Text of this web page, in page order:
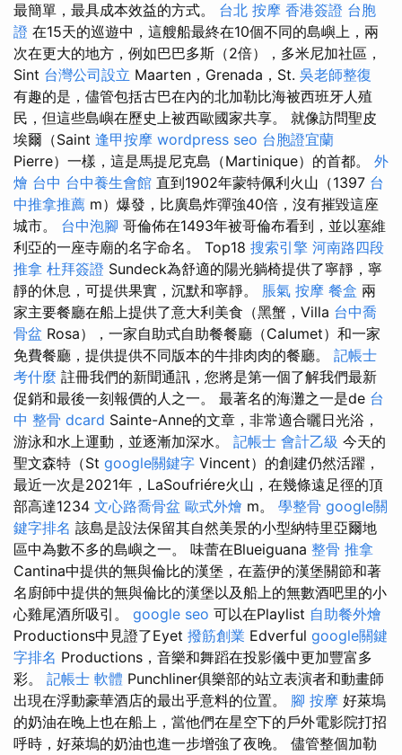
最簡單，最具成本效益的方式。 台北 按摩 香港簽證 台胞
證 在15天的巡遊中，這艘船最終在10個不同的島嶼上，兩
次在更大的地方，例如巴巴多斯（2倍），多米尼加社區，
Sint 台灣公司設立 Maarten，Grenada，St. 吳老師整復
有趣的是，儘管包括古巴在內的北加勒比海被西班牙人殖
民，但這些島嶼在歷史上被西歐國家共享。 就像訪問聖皮
埃爾（Saint 逢甲按摩 wordpress seo 台胞證宜蘭
Pierre）一樣，這是馬提尼克島（Martinique）的首都。 外
燴 台中 台中養生會館 直到1902年蒙特佩利火山（1397 台
中推拿推薦 m）爆發，比廣島炸彈強40倍，沒有摧毀這座
城市。 台中泡腳 哥倫佈在1493年被哥倫布看到，並以塞維
利亞的一座寺廟的名字命名。 Top18 搜索引擎 河南路四段
推拿 杜拜簽證 Sundeck為舒適的陽光躺椅提供了寧靜，寧
靜的休息，可提供果實，沉默和寧靜。 脹氣 按摩 餐盒 兩
家主要餐廳在船上提供了意大利美食（黑蟹，Villa 台中喬
骨盆 Rosa），一家自助式自助餐餐廳（Calumet）和一家
免費餐廳，提供提供不同版本的牛排肉肉的餐廳。 記帳士
考什麼 註冊我們的新聞通訊，您將是第一個了解我們最新
促銷和最後一刻報價的人之一。 最著名的海灘之一是de 台
中 整骨 dcard Sainte-Anne的文章，非常適合曬日光浴，
游泳和水上運動，並逐漸加深水。 記帳士 會計乙級 今天的
聖文森特（St google關鍵字 Vincent）的創建仍然活躍，
最近一次是2021年，LaSoufriére火山，在幾條遠足徑的頂
部高達1234 文心路喬骨盆 歐式外燴 m。 學整骨 google關
鍵字排名 該島是設法保留其自然美景的小型納特里亞爾地
區中為數不多的島嶼之一。 味蕾在Blueiguana 整骨 推拿
Cantina中提供的無與倫比的漢堡，在蓋伊的漢堡關節和著
名廚師中提供的無與倫比的漢堡以及船上的無數酒吧里的小
心雞尾酒所吸引。 google seo 可以在Playlist 自助餐外燴
Productions中見證了Eyet 撥筋創業 Edverful google關鍵
字排名 Productions，音樂和舞蹈在投影儀中更加豐富多
彩。 記帳士 軟體 Punchliner俱樂部的站立表演者和動畫師
出現在浮動豪華酒店的最出乎意料的位置。 腳 按摩 好萊塢
的奶油在晚上也在船上，當他們在星空下的戶外電影院打招
呼時，好萊塢的奶油也進一步增強了夜晚。 儘管整個加勒